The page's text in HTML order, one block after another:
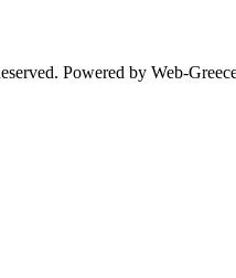
Powered by Web-